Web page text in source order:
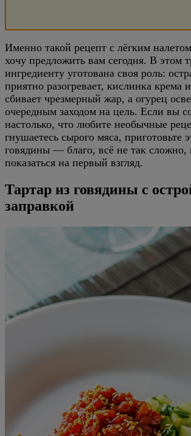
Именно такой рецепт с лёгким
хочу предложить вам сегодня. В этом
ингредиенту уготована своя роль:
приятно разогревает, кислинка крема
сбивает чрезмерный жар, а огурец
очередным заходом на цель. Если вы
настолько, что любите необычные
гнушаетесь сырого мяса, приготовьте
говядины — благо, всё не так сложно,
показаться на первый взгляд.
Тартар из говядины с
заправкой